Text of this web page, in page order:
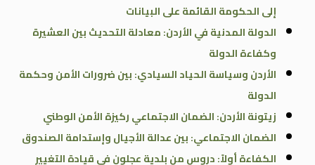
إلى الحكومة القائمة على البيانات
الدولة المدنية في الأردن: معادلة التحديث بين العشيرة
وكفاءة الدولة
الأردن وسياسة الحياد السيادي: بين ضرورات الأمن وحكمة
الدولة
زيتونة الأردن: الضمان الاجتماعي ركيزة الأمن الوطني
الضمان الاجتماعي: بين عدالة الأجيال وإستدامة الصندوق
الكفاءة أولاً: دروس من بلدية عجلون في قيادة التغيير